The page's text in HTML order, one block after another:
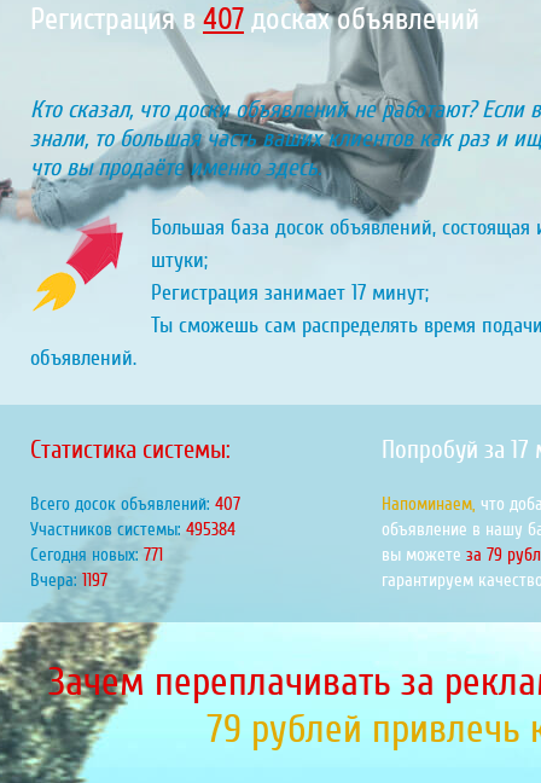
Регистрация в 452досках объявлений
Кто сказал, что доски объявлений не работают? Если
знали, то большая часть ваших клиентов как раз и
что вы продаёте именно здесь.
Большая база досок объявлений, состоящая
штуки;
Регистрация занимает 17 минут;
Ты сможешь сам распределять время
объявлений.
Статистика системы:
Всего досок объявлений: 452
Участников системы: 550737
Сегодня новых: 857
Вчера: 1331
Попробуй за 17
Напоминаем, что
объявление в нашу
вы можете за 79
гарантируем
Зачем переплачивать за
79 рублей